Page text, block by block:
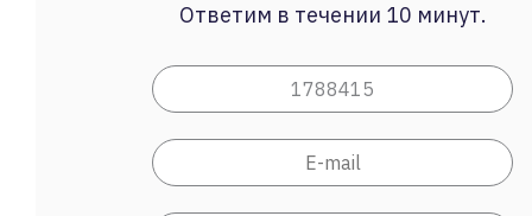
Ответим в течении 10 минут.